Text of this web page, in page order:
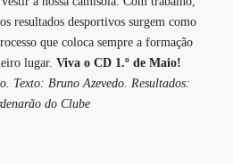
resultados desportivos surgem como
que coloca sempre a formação
lugar. Viva o CD 1.º de Maio!
Texto: Bruno Azevedo. Resultados:
do Clube